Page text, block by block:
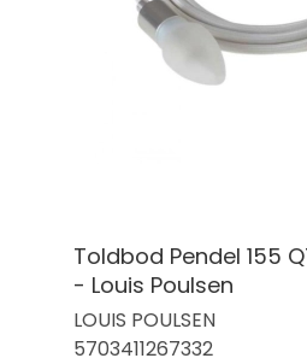
Toldbod Pendel 155
- Louis Poulsen
LOUIS POULSEN
5703411267332